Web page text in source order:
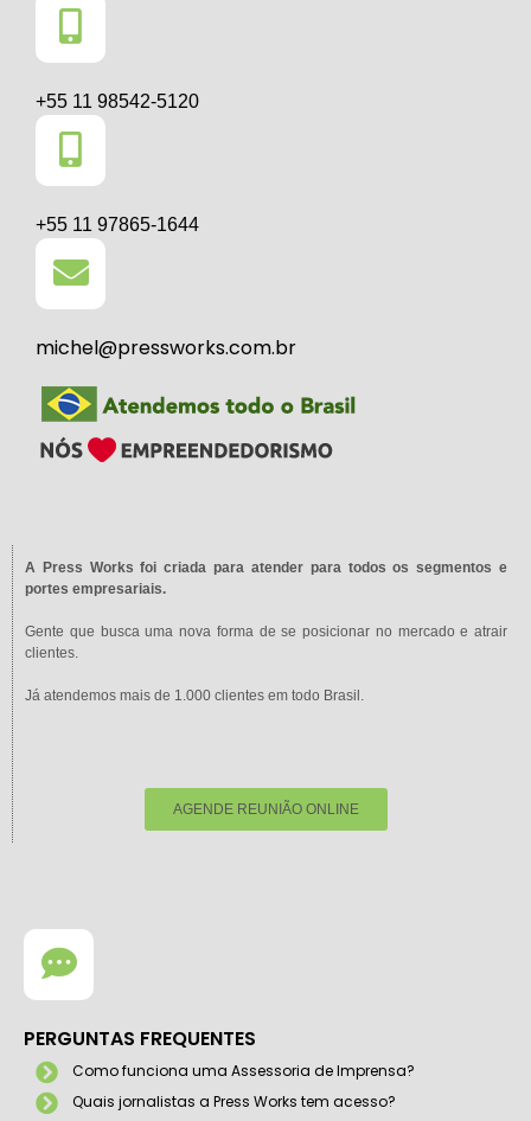
+55 11 98542-5120
+55 11 97865-1644
michel@pressworks.com.br
A Press Works foi criada para atender para todos os segmentos e
portes empresariais.
Gente que busca uma nova forma de se posicionar no mercado e atrair
clientes.
Já atendemos mais de 1.000 clientes em todo Brasil.
AGENDE REUNIÃO ONLINE
PERGUNTAS FREQUENTES
Como funciona uma Assessoria de Imprensa?
Quais jornalistas a Press Works tem acesso?